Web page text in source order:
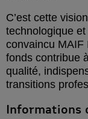
C’est cette
technologique
convaincu MAIF
fonds contribue
qualité,
transitions
Informations